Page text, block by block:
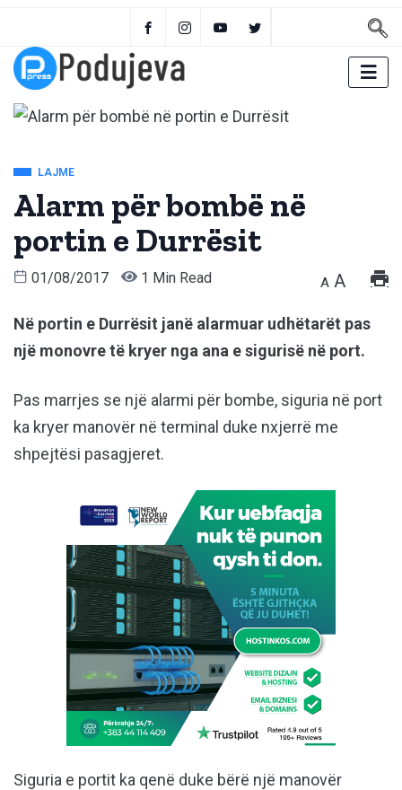
LAJME
Alarm për bombë në
portin e Durrësit
01/08/2017 1 Min Read A A
Në portin e Durrësit janë alarmuar udhëtarët pas
një monovre të kryer nga ana e sigurisë në port.
Pas marrjes se një alarmi për bombe, siguria në port
ka kryer manovër në terminal duke nxjerrë me
shpejtësi pasagjeret.
Siguria e portit ka qenë duke bërë një manovër